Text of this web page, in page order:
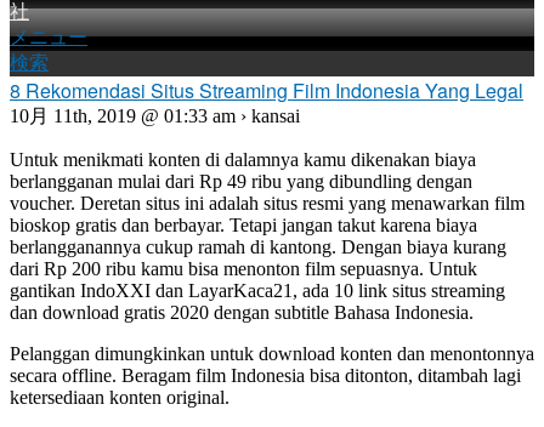
社
メニュー
検索
8 Rekomendasi Situs Streaming Film Indonesia Yang Legal
10月 11th, 2019 @ 01:33 am › kansai
Untuk menikmati konten di dalamnya kamu dikenakan biaya
berlangganan mulai dari Rp 49 ribu yang dibundling dengan
voucher. Deretan situs ini adalah situs resmi yang menawarkan film
bioskop gratis dan berbayar. Tetapi jangan takut karena biaya
berlangganannya cukup ramah di kantong. Dengan biaya kurang
dari Rp 200 ribu kamu bisa menonton film sepuasnya. Untuk
gantikan IndoXXI dan LayarKaca21, ada 10 link situs streaming
dan download gratis 2020 dengan subtitle Bahasa Indonesia.
Pelanggan dimungkinkan untuk download konten dan menontonnya
secara offline. Beragam film Indonesia bisa ditonton, ditambah lagi
ketersediaan konten original.